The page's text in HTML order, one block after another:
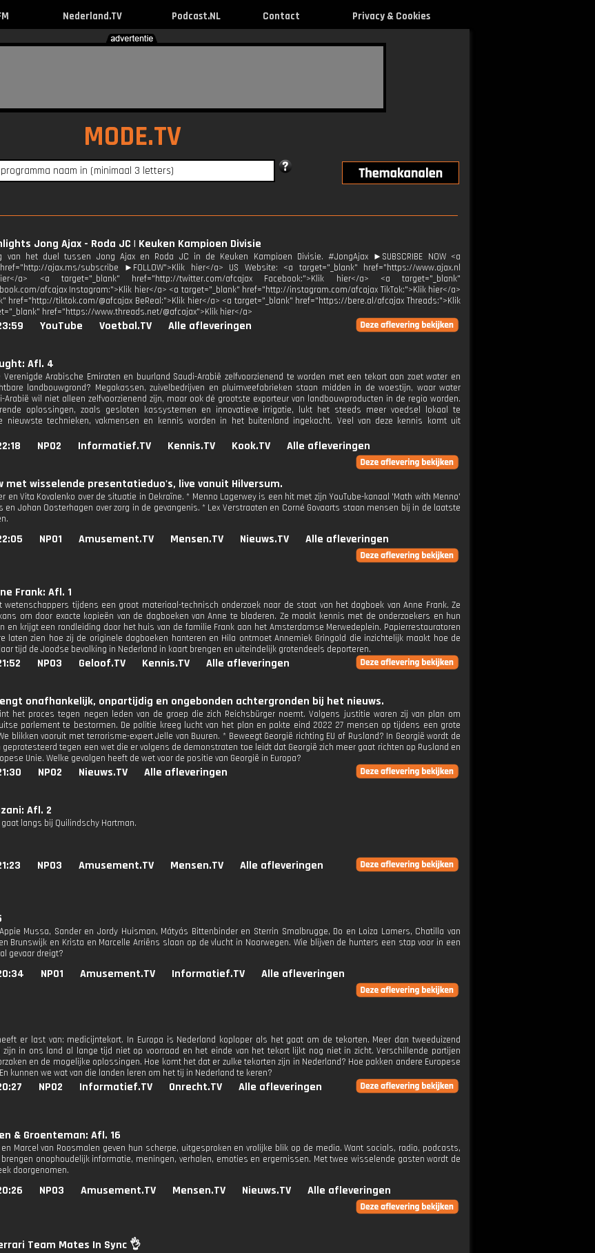
Nederland.TV Podcast.NL Contact Privacy & Cookies
MODE.TV
Jong Ajax - Roda JC | Keuken Kampioen Divisie
van het duel tussen Jong Ajax en Roda JC in de Keuken Kampioen Divisie. #JongAjax ►SUBSCRIBE NOW <a
ajax.ms/subscribe ►FOLLOW">Klik hier</a> US Website: <a target="_blank" href="https://www.ajax.nl
a> <a target="_blank" href="http://twitter.com/afcajax Facebook:">Klik hier</a> <a target="_blank"
afcajax Instagram:">Klik hier</a> <a target="_blank" href="http://instagram.com/afcajax TikTok:">Klik hier</a>
href="http://tiktok.com/@afcajax BeReal:">Klik hier</a> <a target="_blank" href="https://bere.al/afcajax Threads:">Klik
href="https://www.threads.net/@afcajax">Klik hier</a>
YouTube Voetbal.TV Alle afleveringen
Afl. 4
Verenigde Arabische Emiraten en buurland Saudi-Arabië zelfvoorzienend te worden met een tekort aan zoet water en
landbouwgrond? Megakassen, zuivelbedrijven en pluimveefabrieken staan midden in de woestijn, waar water
Arabië wil niet alleen zelfvoorzienend zijn, maar ook dé grootste exporteur van landbouwproducten in de regio worden.
oplossingen, zoals gesloten kassystemen en innovatieve irrigatie, lukt het steeds meer voedsel lokaal te
nieuwste technieken, vakmensen en kennis worden in het buitenland ingekocht. Veel van deze kennis komt uit
NPO2 Informatief.TV Kennis.TV Kook.TV Alle afleveringen
met wisselende presentatieduo's, live vanuit Hilversum.
en Vita Kovalenko over de situatie in Oekraïne. * Menno Lagerwey is een hit met zijn YouTube-kanaal 'Math with Menno'
en Johan Oosterhagen over zorg in de gevangenis. * Lex Verstraaten en Corné Govaarts staan mensen bij in de laatste
NPO1 Amusement.TV Mensen.TV Nieuws.TV Alle afleveringen
Frank: Afl. 1
wetenschappers tijdens een groot materiaal-technisch onderzoek naar de staat van het dagboek van Anne Frank. Ze
om door exacte kopieën van de dagboeken van Anne te bladeren. Ze maakt kennis met de onderzoekers en hun
en krijgt een rondleiding door het huis van de familie Frank aan het Amsterdamse Merwedeplein. Papierrestauratoren
laten zien hoe zij de originele dagboeken hanteren en Hila ontmoet Annemiek Gringold die inzichtelijk maakt hoe de
tijd de Joodse bevolking in Nederland in kaart brengen en uiteindelijk grotendeels deporteren.
NPO3 Geloof.TV Kennis.TV Alle afleveringen
onafhankelijk, onpartijdig en ongebonden achtergronden bij het nieuws.
het proces tegen negen leden van de groep die zich Reichsbürger noemt. Volgens justitie waren zij van plan om
parlement te bestormen. De politie kreeg lucht van het plan en pakte eind 2022 27 mensen op tijdens een grote
blikken vooruit met terrorisme-expert Jelle van Buuren. * Beweegt Georgië richting EU of Rusland? In Georgië wordt de
geprotesteerd tegen een wet die er volgens de demonstraten toe leidt dat Georgië zich meer gaat richten op Rusland en
Unie. Welke gevolgen heeft de wet voor de positie van Georgië in Europa?
NPO2 Nieuws.TV Alle afleveringen
Afl. 2
gaat langs bij Quilindschy Hartman.
NPO3 Amusement.TV Mensen.TV Alle afleveringen
Mussa, Sander en Jordy Huisman, Mátyás Bittenbinder en Sterrin Smalbrugge, Do en Loiza Lamers, Chatilla van
Brunswijk en Krista en Marcelle Arriëns slaan op de vlucht in Noorwegen. Wie blijven de hunters een stap voor in een
gevaar dreigt?
NPO1 Amusement.TV Informatief.TV Alle afleveringen
er last van: medicijntekort. In Europa is Nederland koploper als het gaat om de tekorten. Meer dan tweeduizend
zijn in ons land al lange tijd niet op voorraad en het einde van het tekort lijkt nog niet in zicht. Verschillende partijen
en de mogelijke oplossingen. Hoe komt het dat er zulke tekorten zijn in Nederland? Hoe pakken andere Europese
kunnen we wat van die landen leren om het tij in Nederland te keren?
NPO2 Informatief.TV Onrecht.TV Alle afleveringen
& Groenteman: Afl. 16
en Marcel van Roosmalen geven hun scherpe, uitgesproken en vrolijke blik op de media. Want socials, radio, podcasts,
onophoudelijk informatie, meningen, verhalen, emoties en ergernissen. Met twee wisselende gasten wordt de
doorgenomen.
NPO3 Amusement.TV Mensen.TV Nieuws.TV Alle afleveringen
Team Mates In Sync 👌